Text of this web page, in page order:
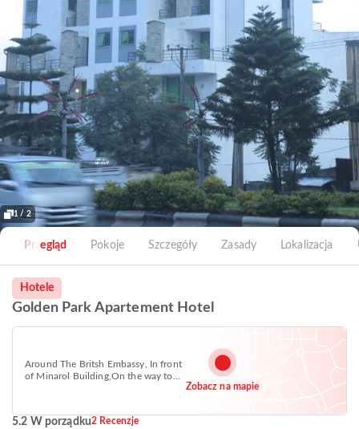
1 / 2
Przegląd Pokoje Szczegóły Zasady Lokalizacja
Hotele
Golden Park Apartement Hotel
Around The Britsh Embassy, In front
of Minarol Building,On the way to
Zobacz na mapie
5.2 W porządku2 Recenzje